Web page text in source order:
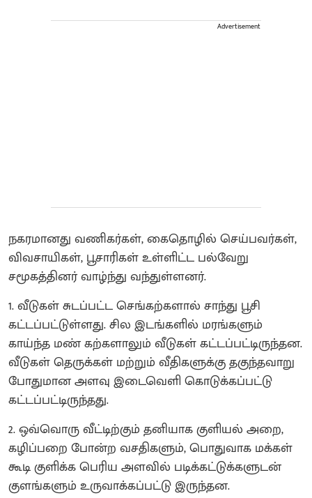
Advertisement
நகரமானது வணிகர்கள், கைதொழில் செய்பவர்கள்,
விவசாயிகள், பூசாரிகள் உள்ளிட்ட பல்வேறு
சமூகத்தினர் வாழ்ந்து வந்துள்ளனர்.
1. வீடுகள் சுடப்பட்ட செங்கற்களால் சாந்து பூசி
கட்டப்பட்டுள்ளது. சில இடங்களில் மரங்களும்
காய்ந்த மண் கற்களாலும் வீடுகள் கட்டப்பட்டிருந்தன.
வீடுகள் தெருக்கள் மற்றும் வீதிகளுக்கு தகுந்தவாறு
போதுமான அளவு இடைவெளி கொடுக்கப்பட்டு
கட்டப்பட்டிருந்தது.
2. ஒவ்வொரு வீட்டிற்கும் தனியாக குளியல் அறை,
கழிப்பறை போன்ற வசதிகளும், பொதுவாக மக்கள்
கூடி குளிக்க பெரிய அளவில் படிக்கட்டுக்களுடன்
குளங்களும் உருவாக்கப்பட்டு இருந்தன.